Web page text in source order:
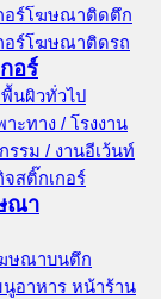
อร์โฆษณาติดตึก
อร์โฆษณาติดรถ
อร์
นผิวทั่วไป
าะทาง / โรงงาน
รรม / งานอีเว้นท์
สติ๊กเกอร์
ณา
ษณาบนตึก
นูอาหาร หน้าร้าน